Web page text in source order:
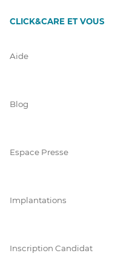
CLICK&CARE ET VOUS
Aide
Blog
Espace Presse
Implantations
Inscription Candidat